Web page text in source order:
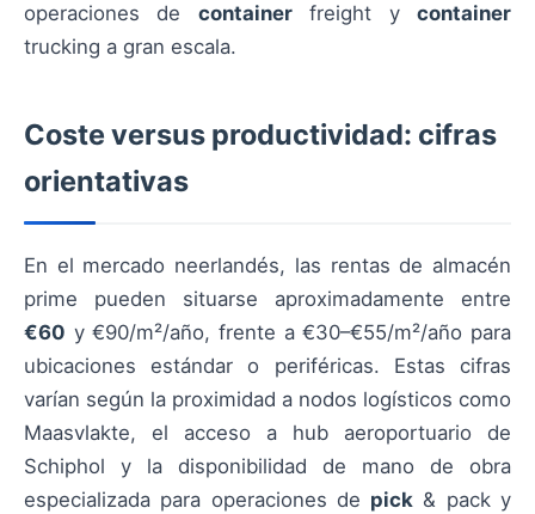
operaciones de containerfreight ycontainer
trucking a gran escala.
Coste versus productividad: cifras
orientativas
En el mercado neerlandés, las rentas de almacén
prime pueden situarse aproximadamente entre
€60 y €90/m²/año, frente a €30–€55/m²/año para
ubicaciones estándar o periféricas. Estas cifras
varían según la proximidad a nodos logísticos como
Maasvlakte, el acceso a hub aeroportuario de
Schiphol y la disponibilidad de mano de obra
especializada para operaciones de pick & pack y